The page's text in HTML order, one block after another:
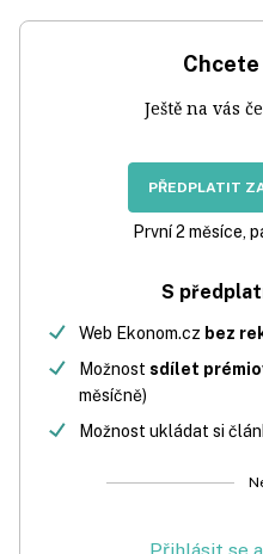
Ještě na vás
PŘEDPLATIT
První 2 měsíce,
S
Web Ekonom.cz bez
Možnost sdílet
měsíčně)
Možnost ukládat si